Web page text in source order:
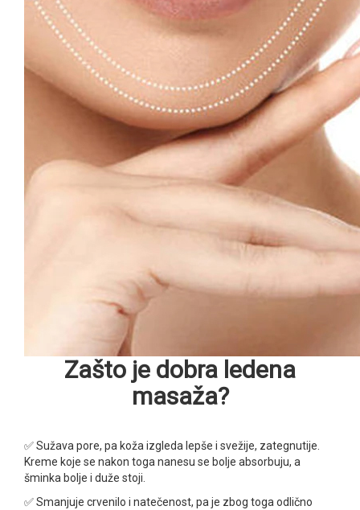
Zašto je dobra ledena
masaža?
✅ Sužava pore, pa koža izgleda lepše i svežije, zategnutije.
Kreme koje se nakon toga nanesu se bolje absorbuju, a
šminka bolje i duže stoji.
✅ Smanjuje crvenilo i natečenost, pa je zbog toga odlično